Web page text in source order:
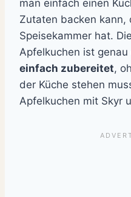
man einfach einen
Zutaten backen kann,
Speisekammer hat.
Apfelkuchen ist genau
einfach zubereitet,
der Küche stehen
Apfelkuchen mit Skyr